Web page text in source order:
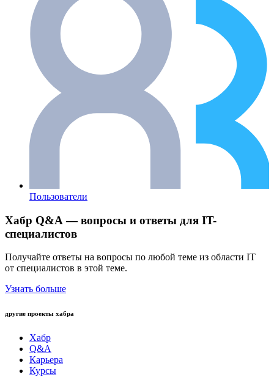
Пользователи
Хабр Q&A — вопросы и ответы для IT-
специалистов
Получайте ответы на вопросы по любой теме из области IT
от специалистов в этой теме.
Узнать больше
другие проекты хабра
Хабр
Q&A
Карьера
Курсы